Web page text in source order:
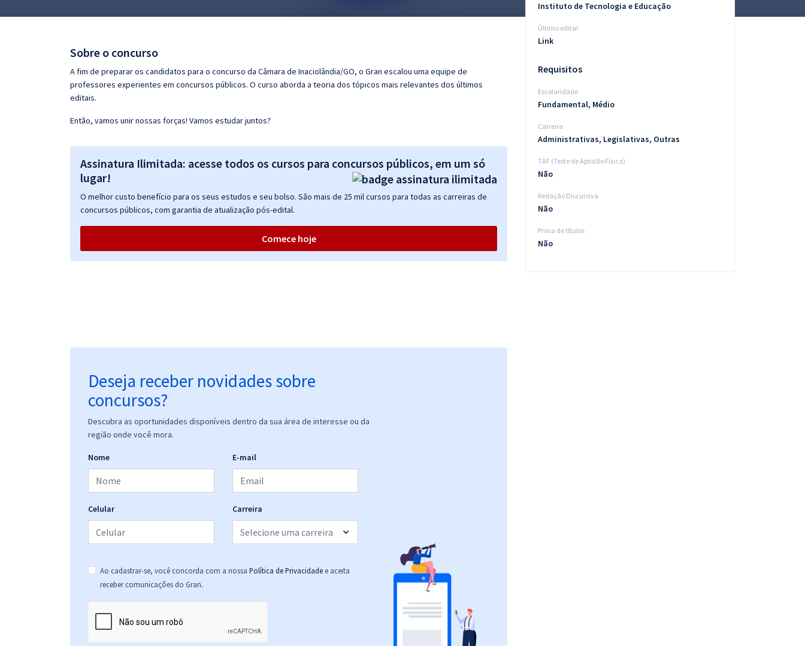
Questões grátis
Conteúdo gratuito
Sobre o concurso
A fim de preparar os candidatos para o concurso da Câmara de Inaciolândia/GO, o Gran escalou uma equipe de
professores experientes em concursos públicos. O curso aborda a teoria dos tópicos mais relevantes dos últimos
editais.
Então, vamos unir nossas forças! Vamos estudar juntos?
Assinatura Ilimitada: acesse todos os cursos para concursos públicos, em um só
lugar!
O melhor custo benefício para os seus estudos e seu bolso. São mais de 25 mil cursos para todas as carreiras de
concursos públicos, com garantia de atualização pós-edital.
Comece hoje
Deseja receber novidades sobre
concursos?
Descubra as oportunidades disponíveis dentro da sua área de interesse ou da
região onde você mora.
Nome E-mail
Celular Carreira
Ao cadastrar-se, você concorda com a nossa Política de Privacidade e aceita
receber comunicações do Gran.
Instituto de Tecnologia e Educação
Último edital
Link
Requisitos
Escolaridade
Fundamental, Médio
Carreira
Administrativas, Legislativas, Outras
TAF (Teste de Aptidão Física)
Não
Redação Discursiva
Não
Prova de títulos
Não